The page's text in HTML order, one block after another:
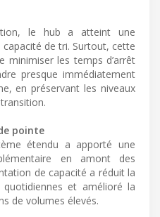
le hub a atteint une
de tri. Surtout, cette
minimiser les temps d’arrêt
presque immédiatement
en préservant les niveaux
pointe
étendu a apporté une
en amont des
de capacité a réduit la
et amélioré la
de volumes élevés.